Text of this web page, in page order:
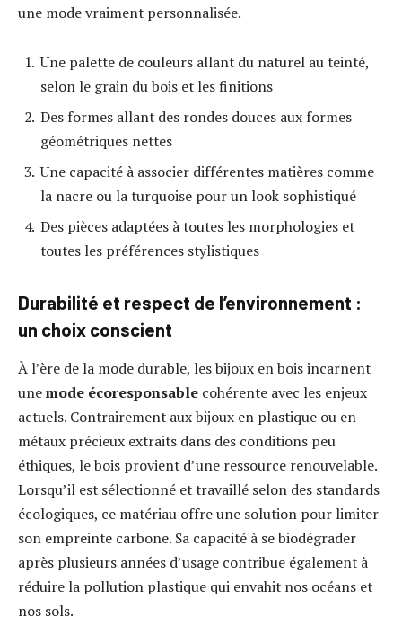
une mode vraiment personnalisée.
Une palette de couleurs allant du naturel au teinté,
selon le grain du bois et les finitions
Des formes allant des rondes douces aux formes
géométriques nettes
Une capacité à associer différentes matières comme
la nacre ou la turquoise pour un look sophistiqué
Des pièces adaptées à toutes les morphologies et
toutes les préférences stylistiques
Durabilité et respect de l’environnement :
un choix conscient
À l’ère de la mode durable, les bijoux en bois incarnent
unemode écoresponsable cohérente avec les enjeux
actuels. Contrairement aux bijoux en plastique ou en
métaux précieux extraits dans des conditions peu
éthiques, le bois provient d’une ressource renouvelable.
Lorsqu’il est sélectionné et travaillé selon des standards
écologiques, ce matériau offre une solution pour limiter
son empreinte carbone. Sa capacité à se biodégrader
après plusieurs années d’usage contribue également à
réduire la pollution plastique qui envahit nos océans et
nos sols.